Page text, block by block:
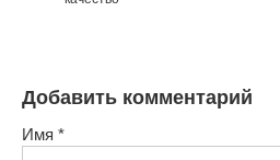
Добавить комментарий
Имя *